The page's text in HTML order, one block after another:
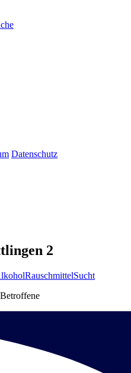
Datenschutz
2
RauschmittelSucht